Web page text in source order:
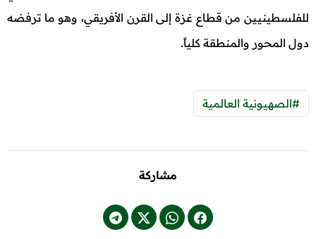
للفلسطينيين من قطاع غزة إلى القرن الأفريقي، وهو ما ترفضه
دول المحور والمنطقة كلياً.
#الصهيونية العالمية
مشاركة